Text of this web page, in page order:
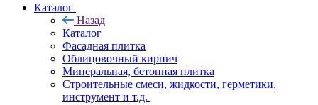
Каталог
Назад
Каталог
Фасадная плитка
Облицовочный кирпич
Минеральная, бетонная плитка
Строительные смеси, жидкости, герметики,
инструмент и т.д.